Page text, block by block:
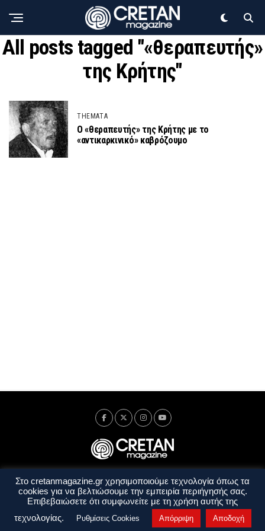
All posts tagged "«θεραπευτής»
της Κρήτης"
THEMATA
Ο «θεραπευτής» της Κρήτης με το
«αντικαρκινικό» καβρόζουμο
Ταυτότητα Πολιτική Απορρήτου
Όροι Χρήσης
Όροι και Προϋποθέσεις
Στο cretanmagazine.gr χρησιμοποιούμε τεχνολογία όπως τα
cookies για να βελτιώσουμε την εμπειρία περιήγησής σας.
Επιβεβαιώσετε ότι συμφωνείτε με τη χρήση αυτής της
τεχνολογίας.
Ρυθμίσεις Cookies Απόρριψη Αποδοχή